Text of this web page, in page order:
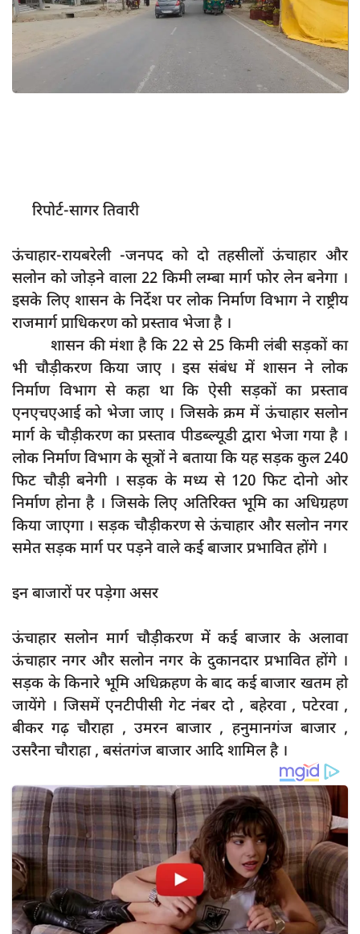
App verify
समस्या
Covid-19
सामाजिक
खेल
प्रशासनिक
दुर्घटना
editors-pick
other
Login
Register
रिपोर्ट-सागर तिवारी
ऊंचाहार-रायबरेली -जनपद को दो तहसीलों ऊंचाहार और
सलोन को जोड़ने वाला 22 किमी लम्बा मार्ग फोर लेन बनेगा ।
इसके लिए शासन के निर्देश पर लोक निर्माण विभाग ने राष्ट्रीय
राजमार्ग प्राधिकरण को प्रस्ताव भेजा है ।
शासन की मंशा है कि 22 से 25 किमी लंबी सड़कों का
भी चौड़ीकरण किया जाए । इस संबंध में शासन ने लोक
निर्माण विभाग से कहा था कि ऐसी सड़कों का प्रस्ताव
एनएचएआई को भेजा जाए । जिसके क्रम में ऊंचाहार सलोन
मार्ग के चौड़ीकरण का प्रस्ताव पीडब्ल्यूडी द्वारा भेजा गया है ।
लोक निर्माण विभाग के सूत्रों ने बताया कि यह सड़क कुल 240
फिट चौड़ी बनेगी । सड़क के मध्य से 120 फिट दोनो ओर
निर्माण होना है । जिसके लिए अतिरिक्त भूमि का अधिग्रहण
किया जाएगा । सड़क चौड़ीकरण से ऊंचाहार और सलोन नगर
समेत सड़क मार्ग पर पड़ने वाले कई बाजार प्रभावित होंगे ।
इन बाजारों पर पड़ेगा असर
ऊंचाहार सलोन मार्ग चौड़ीकरण में कई बाजार के अलावा
ऊंचाहार नगर और सलोन नगर के दुकानदार प्रभावित होंगे ।
सड़क के किनारे भूमि अधिक्रहण के बाद कई बाजार खतम हो
जायेंगे । जिसमें एनटीपीसी गेट नंबर दो , बहेरवा , पटेरवा ,
बीकर गढ़ चौराहा , उमरन बाजार , हनुमानगंज बाजार ,
उसरैना चौराहा , बसंतगंज बाजार आदि शामिल है ।